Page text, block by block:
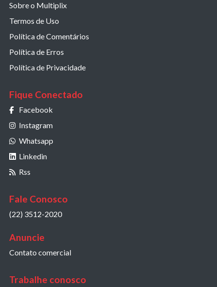
Sobre o Multiplix
Termos de Uso
Política de Comentários
Política de Erros
Política de Privacidade
Fique Conectado
Facebook
Instagram
Whatsapp
Linkedin
Rss
Fale Conosco
(22) 3512-2020
Anuncie
Contato comercial
Trabalhe conosco